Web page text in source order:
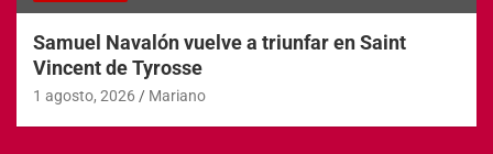
Samuel Navalón vuelve a triunfar en Saint
Vincent de Tyrosse
1 agosto, 2026 Mariano